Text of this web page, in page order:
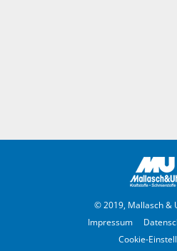
© 2019, Mallasch &
Impressum
Cookie-